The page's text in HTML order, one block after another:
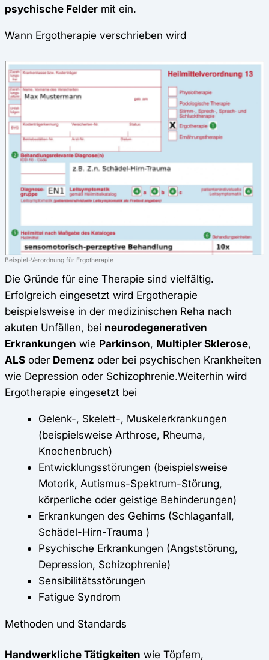
psychische Felder mit ein.
Wann Ergotherapie verschrieben wird
Beispiel-Verordnung für Ergotherapie
Die Gründe für eine Therapie sind vielfältig.
Erfolgreich eingesetzt wird Ergotherapie
beispielsweise in der medizinischen Reha nach
akuten Unfällen, bei neurodegenerativen
Erkrankungen wie Parkinson, Multipler Sklerose,
ALS oder Demenz oder bei psychischen Krankheiten
wie Depression oder Schizophrenie.Weiterhin wird
Ergotherapie eingesetzt bei
Gelenk-, Skelett-, Muskelerkrankungen
(beispielsweise Arthrose, Rheuma,
Knochenbruch)
Entwicklungsstörungen (beispielsweise
Motorik, Autismus-Spektrum-Störung,
körperliche oder geistige Behinderungen)
Erkrankungen des Gehirns (Schlaganfall,
Schädel-Hirn-Trauma )
Psychische Erkrankungen (Angststörung,
Depression, Schizophrenie)
Sensibilitätsstörungen
Fatigue Syndrom
Methoden und Standards
Handwerkliche Tätigkeiten wie Töpfern,